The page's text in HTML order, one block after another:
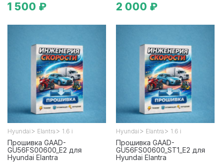
1 500 ₽ 2 000 ₽
Hyundai > Elantra > 1.6 i
Прошивка GAAD-
GU56FS00600_E2 для
Hyundai Elantra
Hyundai > Elantra > 1.6 i
Прошивка GAAD-
GU56FS00600_ST1_E2 для
Hyundai Elantra